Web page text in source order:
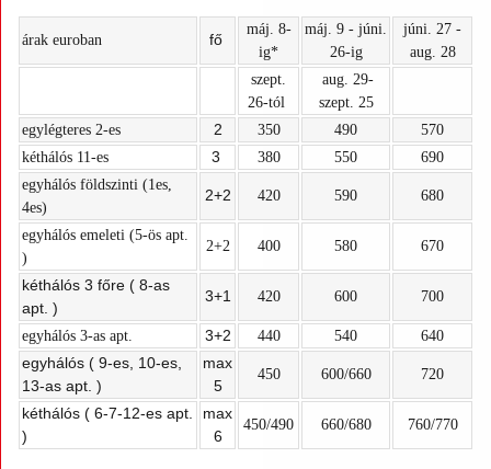
árak euroban fő
máj. 8-
ig*
máj. 9 - júni.
26-ig
júni. 27 -
aug. 28
szept.
26-tól
aug. 29-
szept. 25
egylégteres 2-es
2 350 490
570
kéthálós 11-es
3 380 550
690
egyhálós földszinti (1es,
4es)
2+2 420 590 680
egyhálós emeleti (5-ös apt.
)
2+2 400 580 670
kéthálós 3 főre ( 8-as
apt. )
3+1 420 600 700
egyhálós 3-as apt. 3+2 440 540 640
egyhálós ( 9-es, 10-es,
13-as apt. )
max
5
450 600/660 720
kéthálós ( 6-7-12-es apt.
)
max
6
450/490 660/680 760/770